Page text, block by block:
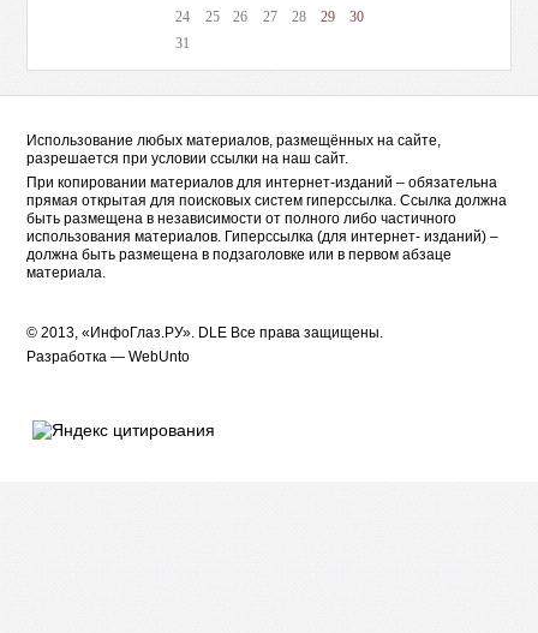
24
25 26 27 28 29
30
31
Использование любых материалов, размещённых на сайте,
разрешается при условии ссылки на наш сайт.
При копировании материалов для интернет-изданий – обязательна
прямая открытая для поисковых систем гиперссылка. Ссылка должна
быть размещена в независимости от полного либо частичного
использования материалов. Гиперссылка (для интернет- изданий) –
должна быть размещена в подзаголовке или в первом абзаце
материала.
© 2013, «ИнфоГлаз.РУ». DLE Все права защищены.
Разработка —WebUnto